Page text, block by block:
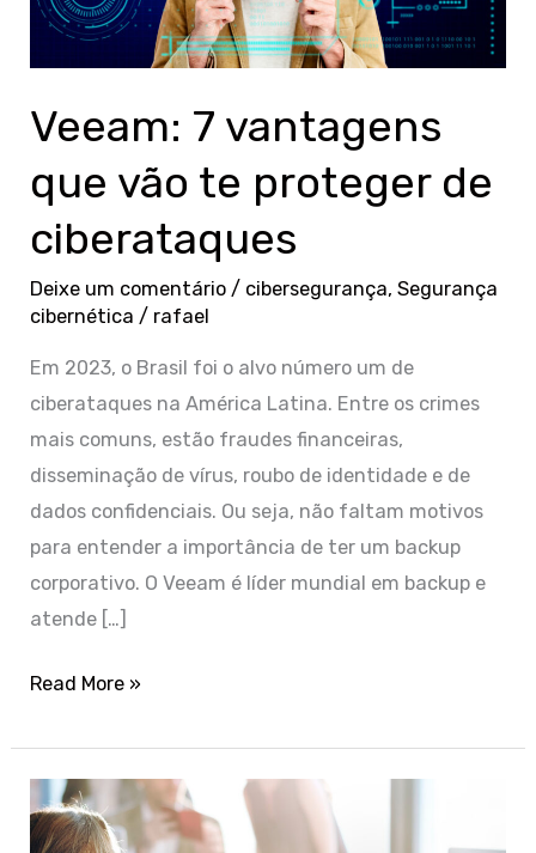
Veeam: 7 vantagens
que vão te proteger de
ciberataques
Deixe um comentário / cibersegurança,Segurança
cibernética / rafael
Em 2023, o Brasil foi o alvo número um de
ciberataques na América Latina. Entre os crimes
mais comuns, estão fraudes financeiras,
disseminação de vírus, roubo de identidade e de
dados confidenciais. Ou seja, não faltam motivos
para entender a importância de ter um backup
corporativo. O Veeam é líder mundial em backup e
atende […]
proteger
Read More »
Veeam:
sua